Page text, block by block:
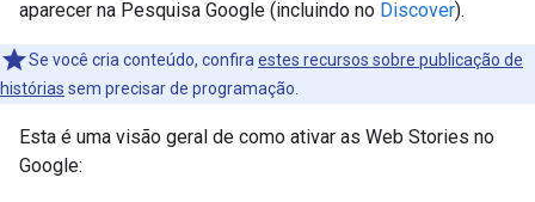
aparecer na Pesquisa Google (incluindo no Discover).
Se você cria conteúdo, confira estes recursos sobre publicação de
histórias sem precisar de programação.
Esta é uma visão geral de como ativar as Web Stories no
Google: